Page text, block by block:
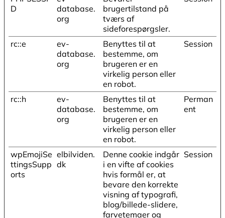
D
database.
org
brugertilstand på
tværs af
sideforespørgsler.
rc::e
ev-
database.
org
Benyttes til at
bestemme, om
brugeren er en
virkelig person eller
en robot.
Session
rc::h
ev-
database.
org
Benyttes til at
bestemme, om
brugeren er en
virkelig person eller
en robot.
Perman
ent
wpEmojiSe
ttingsSupp
orts
elbilviden.
dk
Denne cookie indgår
i en vifte af cookies
hvis formål er, at
bevare den korrekte
visning af typografi,
blog/billede-slidere,
farvetemaer og
Session